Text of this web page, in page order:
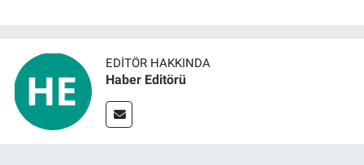
EDITÖR HAKKINDA
Haber Editörü